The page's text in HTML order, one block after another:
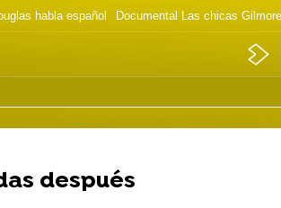
habla español Documental Las chicas Gilmore
después